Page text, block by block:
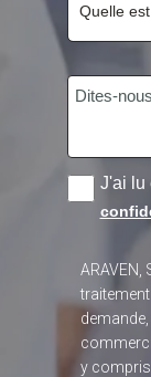
J'ai lu
ARAVEN,
y compris